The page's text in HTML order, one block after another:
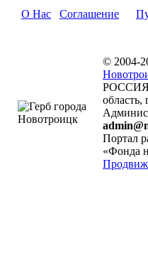
О Нас Соглашение
© 2004-
РОССИЯ,
область,
Портал
«Фонда